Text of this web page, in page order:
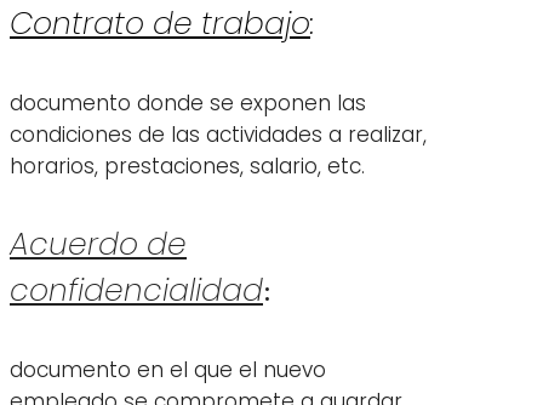
Contrato de trabajo:
documento donde se exponen las
condiciones de las actividades a realizar,
horarios, prestaciones, salario, etc.
Acuerdo de
confidencialidad:
documento en el que el nuevo